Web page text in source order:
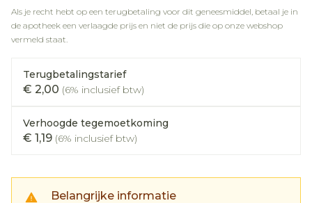
Als je recht hebt op een terugbetaling voor dit geneesmiddel, betaal je in
de apotheek een verlaagde prijs en niet de prijs die op onze webshop
vermeld staat.
Terugbetalingstarief
€ 2,00 (6% inclusief btw)
Verhoogde tegemoetkoming
€ 1,19 (6% inclusief btw)
Belangrijke informatie